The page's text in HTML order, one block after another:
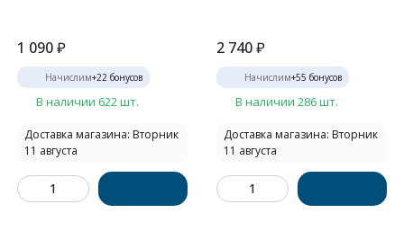
1 090₽
Начислим+22 бонусов
В наличии 622 шт.
Доставка магазина: Вторник
11 августа
2 740₽
Начислим+55 бонусов
В наличии 286 шт.
Доставка магазина: Вторник
11 августа